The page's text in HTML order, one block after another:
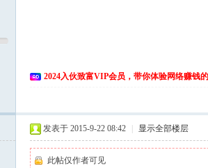
2024入伙致富VIP会员，带你体验网络赚钱
发表于 2015-9-22 08:42 显示全部楼层
此帖仅作者可见